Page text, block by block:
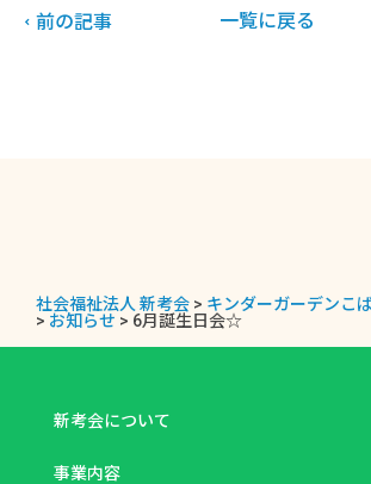
前の記事 一覧に戻る
社会福祉法人 新考会 > キンダーガーデンこ
> お知らせ > 6月誕生日会☆
新考会について
事業内容